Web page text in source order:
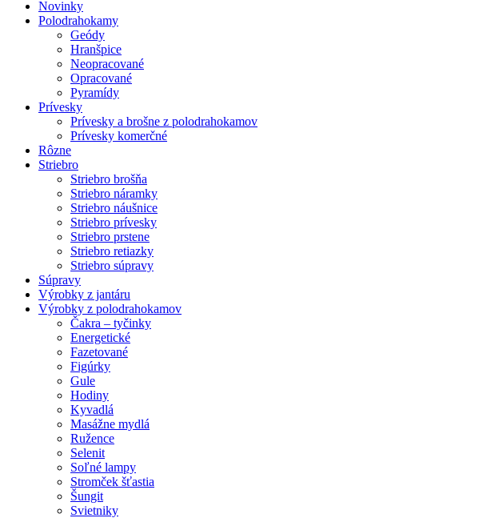
Novinky
Polodrahokamy
Geódy
Hranšpice
Neopracované
Opracované
Pyramídy
Prívesky
Prívesky a brošne z polodrahokamov
Prívesky komerčné
Rôzne
Striebro
Striebro brošňa
Striebro náramky
Striebro náušnice
Striebro prívesky
Striebro prstene
Striebro retiazky
Striebro súpravy
Súpravy
Výrobky z jantáru
Výrobky z polodrahokamov
Čakra – tyčinky
Energetické
Fazetované
Figúrky
Gule
Hodiny
Kyvadlá
Masážne mydlá
Ružence
Selenit
Soľné lampy
Stromček šťastia
Šungit
Svietniky